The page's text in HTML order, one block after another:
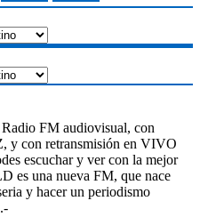
FM audiovisual, con
y con retransmisión en VIVO
escuchar y ver con la mejor
es una nueva FM, que nace
y hacer un periodismo